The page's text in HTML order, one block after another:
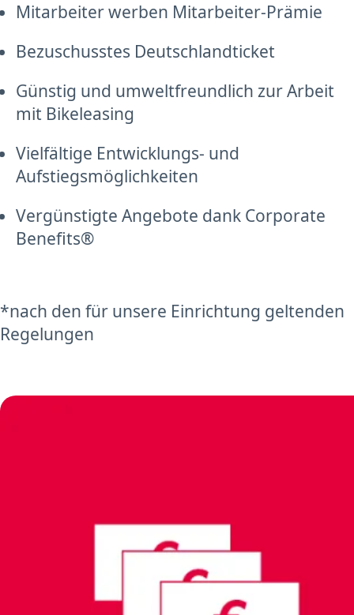
Mitarbeiter werben Mitarbeiter-Prämie
Bezuschusstes Deutschlandticket
Günstig und umweltfreundlich zur Arbeit
mit Bikeleasing
Vielfältige Entwicklungs- und
Aufstiegsmöglichkeiten
Vergünstigte Angebote dank Corporate
Benefits®
*nach den für unsere Einrichtung geltenden
Regelungen